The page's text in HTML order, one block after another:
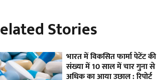
Stories
भारत में विकसित फार्मा पेटेंट की
संख्या में 10 साल में चार गुना से
अधिक का आया उछाल : रिपोर्ट